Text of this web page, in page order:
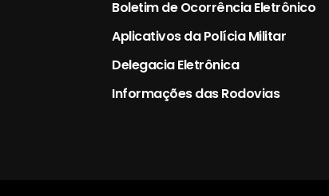
Boletim de Ocorrência Eletrônico
Aplicativos da Polícia Militar
Delegacia Eletrônica
Informações das Rodovias